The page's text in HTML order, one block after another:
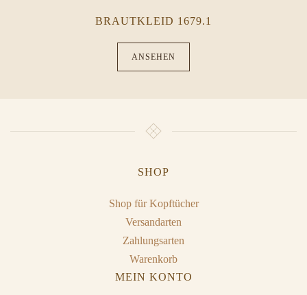
BRAUTKLEID 1679.1
ANSEHEN
SHOP
Shop für Kopftücher
Versandarten
Zahlungsarten
Warenkorb
MEIN KONTO